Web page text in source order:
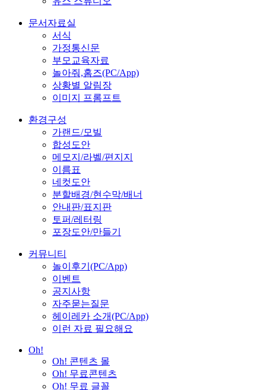
문서자료실
서식
가정통신문
부모교육자료
놀아줘,홈즈(PC/App)
상황별 알림장
이미지 프롬프트
환경구성
가랜드/모빌
합성도안
메모지/라벨/편지지
이름표
네컷도안
분할배경/현수막/배너
안내판/표지판
토퍼/레터링
포장도안/만들기
커뮤니티
놀이후기(PC/App)
이벤트
공지사항
자주묻는질문
헤이레카 소개(PC/App)
이런 자료 필요해요
Oh!
Oh! 콘텐츠 몰
Oh! 무료콘텐츠
Oh! 무료 글꼴